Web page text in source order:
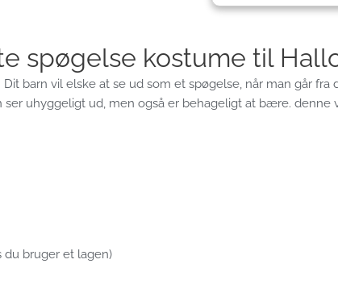
spøgelse kostume til
barn vil elske at se ud som et spøgelse, når man går fra
uhyggeligt ud, men også er behageligt at bære. denne
du bruger et lagen)